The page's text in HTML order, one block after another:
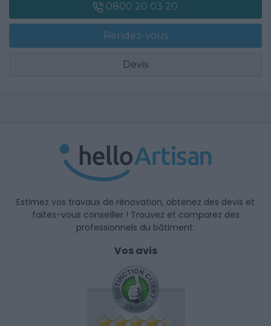
0800 20 03 20
Rendez-vous
Devis
Estimez vos travaux de rénovation, obtenez des devis et
faites-vous conseiller ! Trouvez et comparez des
professionnels du bâtiment.
Vos avis